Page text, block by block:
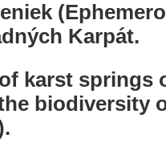
Karpát.
karst springs
biodiversity